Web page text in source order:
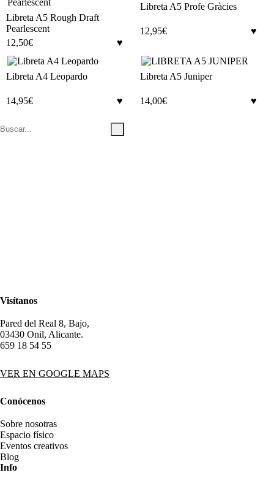
Libreta A5 Rough Draft
Pearlescent
12,50€
Libreta A5 Profe Gràcies
12,95€
Libreta A4 Leopardo
14,95€
Libreta A5 Juniper
14,00€
Visítanos
Pared del Real 8, Bajo,
03430 Onil, Alicante.
659 18 54 55
VER EN GOOGLE MAPS
Conócenos
Sobre nosotras
Espacio físico
Eventos creativos
Blog
Info